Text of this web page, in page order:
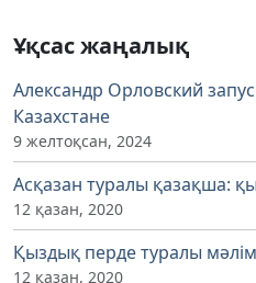
Ұқсас жаңалық
Александр Орловский
Казахстане
9 желтоқсан, 2024
Асқазан туралы қазақша:
12 қазан, 2020
Қыздық перде туралы
12 қазан, 2020